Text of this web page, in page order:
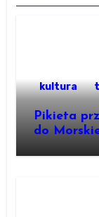
kultura
Pikieta
do